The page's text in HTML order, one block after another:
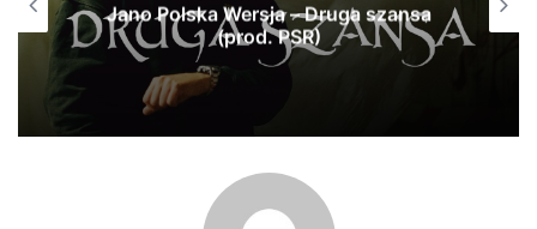
Jano Polska Wersja – Druga szansa
(prod. PSR)